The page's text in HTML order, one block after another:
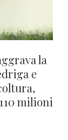
la
e
milioni